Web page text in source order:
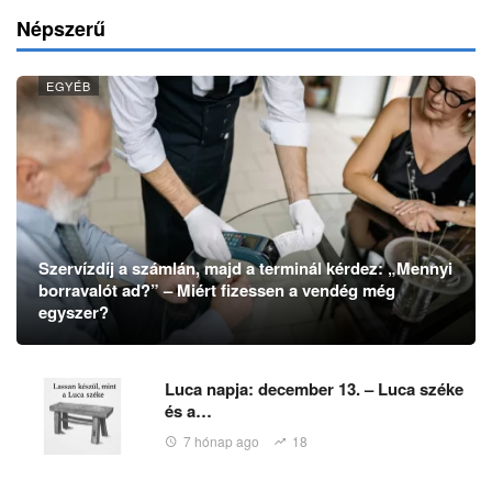
Népszerű
EGYÉB
Szervízdíj a számlán, majd a terminál kérdez: „Mennyi
borravalót ad?” – Miért fizessen a vendég még
egyszer?
Luca napja: december 13. – Luca széke
és a…
7 hónap ago 18